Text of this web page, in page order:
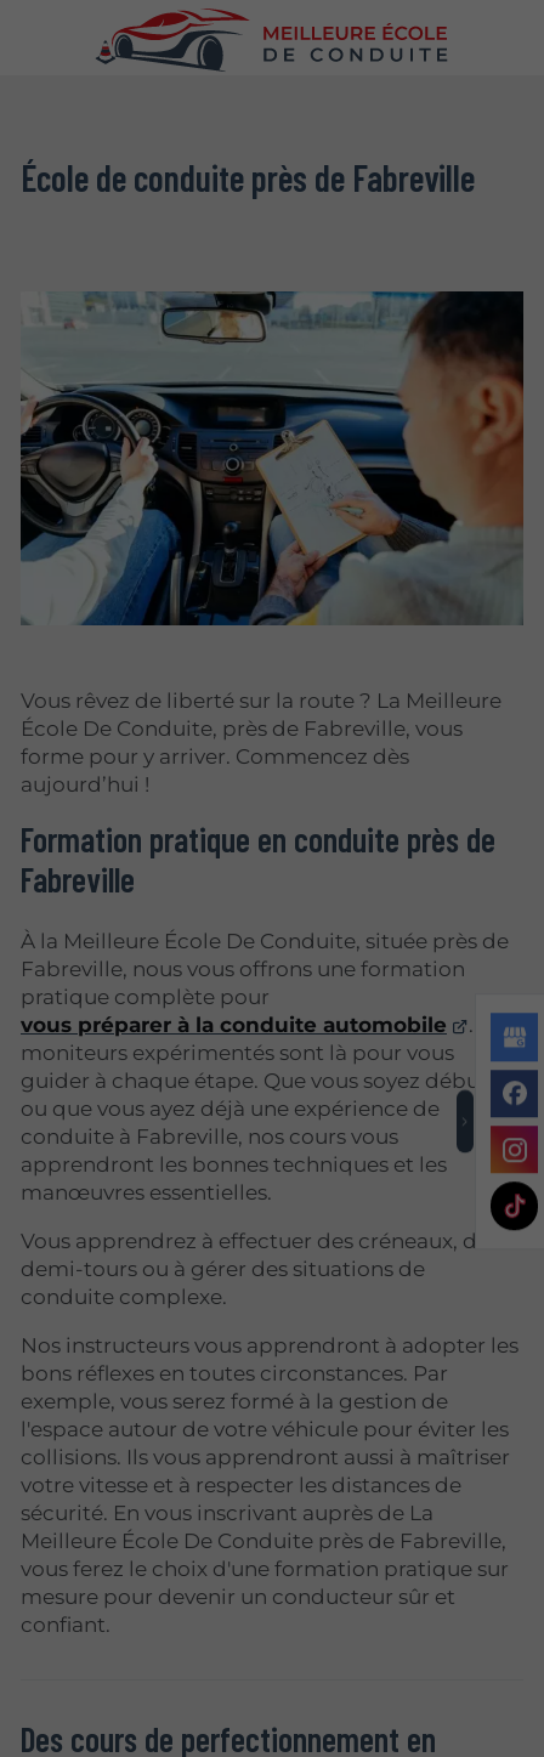
École de conduite près de Fabreville
Vous rêvez de liberté sur la route ? La Meilleure
École De Conduite, près de Fabreville, vous
forme pour y arriver. Commencez dès
aujourd’hui !
Formation pratique en conduite près de
Fabreville
À la Meilleure École De Conduite, située près de
Fabreville, nous vous offrons une formation
pratique complète pour
vous préparer à la conduite automobile
. Nos
moniteurs expérimentés sont là pour vous
guider à chaque étape. Que vous soyez débutant
ou que vous ayez déjà une expérience de
conduite à Fabreville, nos cours vous
apprendront les bonnes techniques et les
manœuvres essentielles.
Vous apprendrez à effectuer des créneaux, des
demi-tours ou à gérer des situations de
conduite complexe.
Nos instructeurs vous apprendront à adopter les
bons réflexes en toutes circonstances. Par
exemple, vous serez formé à la gestion de
l'espace autour de votre véhicule pour éviter les
collisions. Ils vous apprendront aussi à maîtriser
votre vitesse et à respecter les distances de
sécurité. En vous inscrivant auprès de La
Meilleure École De Conduite près de Fabreville,
vous ferez le choix d'une formation pratique sur
mesure pour devenir un conducteur sûr et
confiant.
Des cours de perfectionnement en